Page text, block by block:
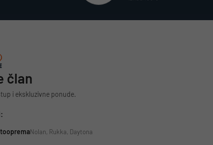
član
i ekskluzivne ponude.
Nolan, Rukka, Daytona